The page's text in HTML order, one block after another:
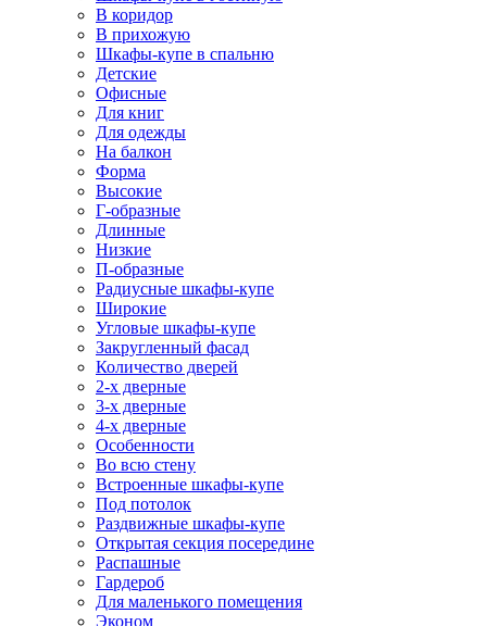
В коридор
В прихожую
Шкафы-купе в спальню
Детские
Офисные
Для книг
Для одежды
На балкон
Форма
Высокие
Г-образные
Длинные
Низкие
П-образные
Радиусные шкафы-купе
Широкие
Угловые шкафы-купе
Закругленный фасад
Количество дверей
2-х дверные
3-х дверные
4-х дверные
Особенности
Во всю стену
Встроенные шкафы-купе
Под потолок
Раздвижные шкафы-купе
Открытая секция посередине
Распашные
Гардероб
Для маленького помещения
Эконом